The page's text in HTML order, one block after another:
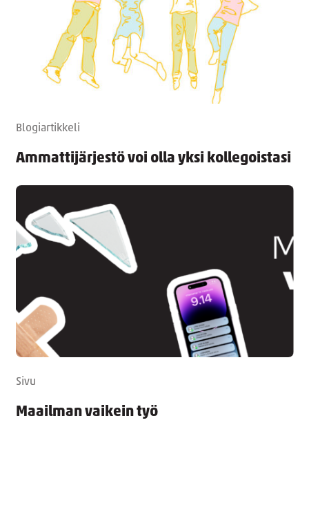
Blogiartikkeli
Ammattijärjestö voi olla yksi kollegoistasi
Sivu
Maailman vaikein työ